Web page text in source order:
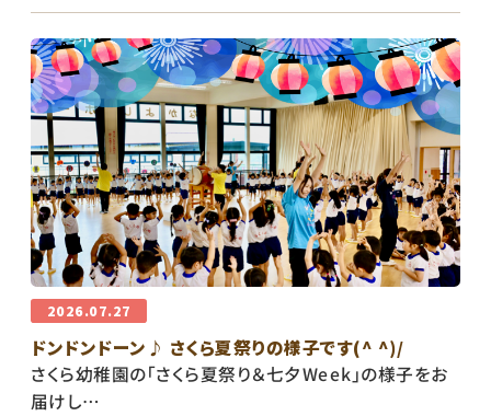
2026.07.27
ドンドンドーン♪ さくら夏祭りの様子です(^ ^)/
さくら幼稚園の「さくら夏祭り＆七夕Week」の様子をお
届けし…